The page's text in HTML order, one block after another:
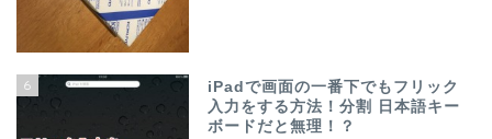
6
iPadで画面の一番下でもフリック
入力をする方法！分割 日本語キー
ボードだと無理！？